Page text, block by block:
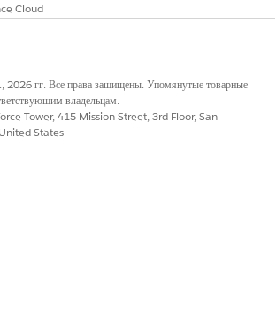
Cloud
гг. Все права защищены. Упомянутые товарные
владельцам.
Tower, 415 Mission Street, 3rd Floor, San
States